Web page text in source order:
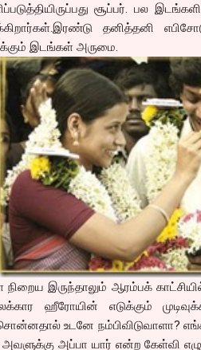
சூப்பர். பல
தனித்தனி
இடங்கள் அருமை.
இருந்தாலும் ஆரம்பக்
ஹீரோயின் எடுக்கும்
உடனே நம்பிவிடுவாளா?
அப்பா யார் என்ற கேள்வி